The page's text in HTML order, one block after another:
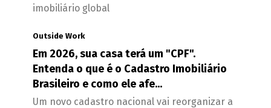
imobiliário global
Outside Work
Em 2026, sua casa terá um "CPF".
Entenda o que é o Cadastro Imobiliário
Brasileiro e como ele afe...
Um novo cadastro nacional vai reorganizar a